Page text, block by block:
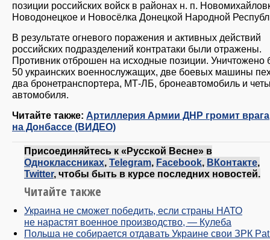
позиции российских войск в районах н. п.
Новодонецкое и Новосёлка Донецкой Народной
В результате огневого поражения и активных действий
российских подразделений контратаки были отражены.
Противник отброшен на исходные позиции. Уничтожено
50 украинских военнослужащих, две боевых машины
два бронетранспортера, МТ-ЛБ, бронеавтомобиль и
автомобиля.
Читайте также: Артиллерия Армии ДНР громит врага
на Донбассе (ВИДЕО)
Присоединяйтесь к «Русской Весне» в
Одноклассниках, Telegram, Facebook, ВКонтакте,
Twitter, чтобы быть в курсе последних новостей.
Читайте также
Украина не сможет победить, если страны НАТО
не нарастят военное производство, — Кулеба
Польша не собирается отдавать Украине свои ЗРК